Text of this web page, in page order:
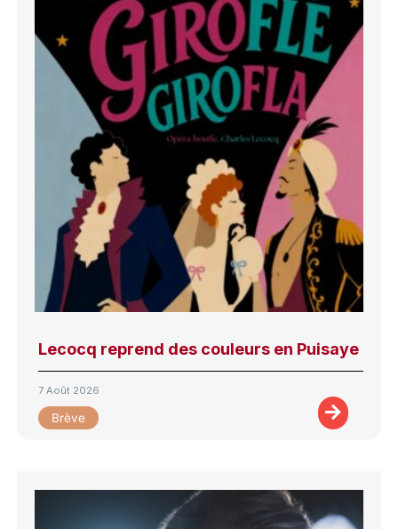
Lecocq reprend des couleurs en Puisaye
7 Août 2026
Brève